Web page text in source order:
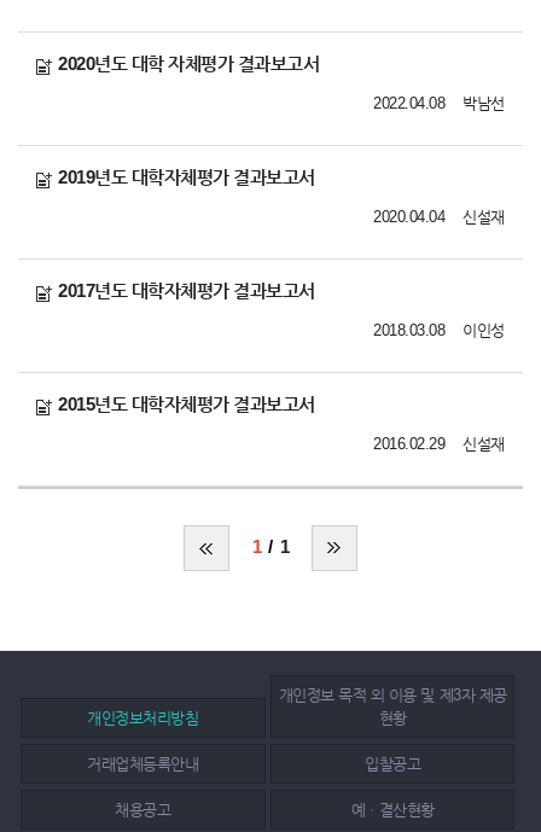
2020년도 대학 자체평가 결과보고서
박남선
2022.04.08
2019년도 대학자체평가 결과보고서
신설재
2020.04.04
2017년도 대학자체평가 결과보고서
이인성
2018.03.08
2015년도 대학자체평가 결과보고서
신설재
2016.02.29
1 1
개인정보처리방침
개인정보 목적 외 이용 및 제3자 제공
현황
거래업체등록안내 입찰공고
채용공고 예ㆍ결산현황